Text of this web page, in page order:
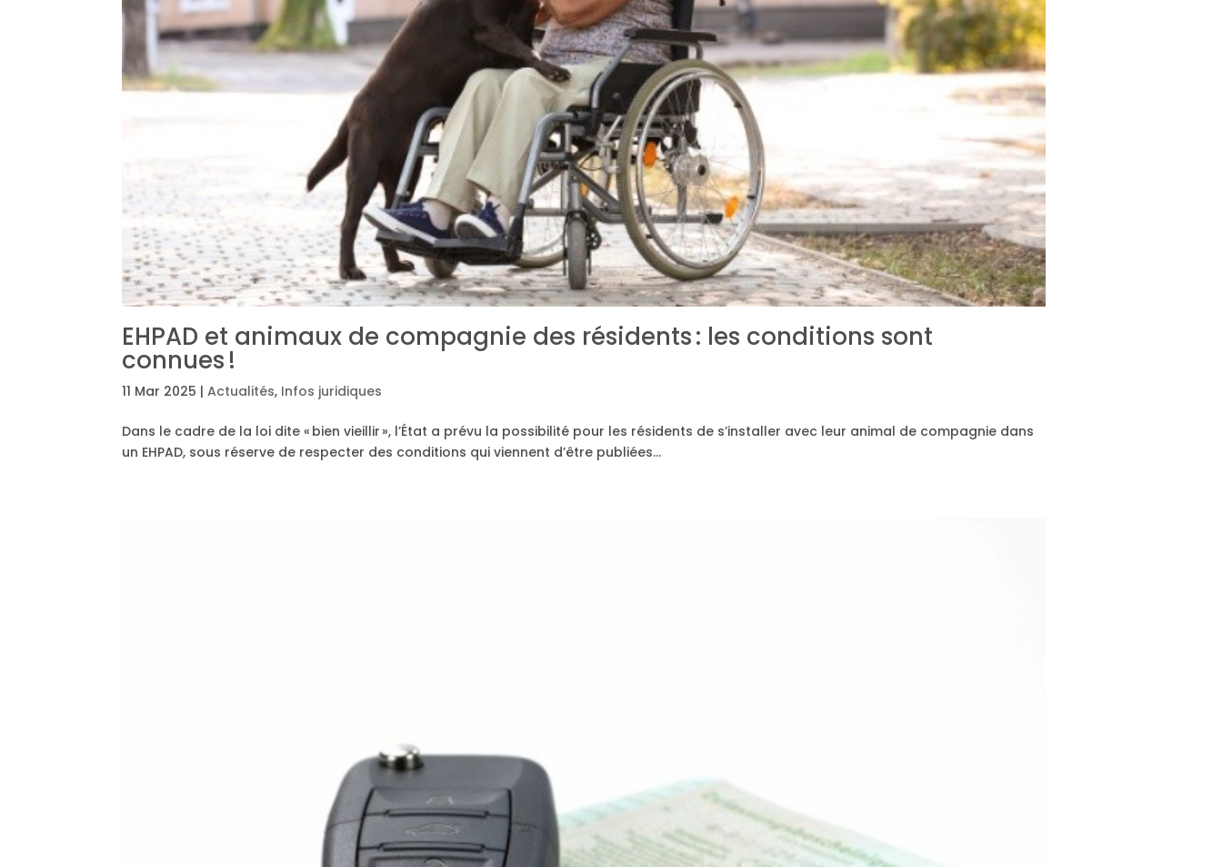
EHPAD et animaux de compagnie des résidents : les conditions sont
connues !
11 Mar 2025 |Actualités, Infos juridiques
Dans le cadre de la loi dite « bien vieillir », l’État a prévu la possibilité pour les résidents de s’installer avec leur animal de compagnie dans
un EHPAD, sous réserve de respecter des conditions qui viennent d’être publiées…